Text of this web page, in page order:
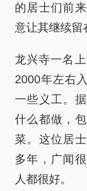
的居士们前
意让其继续留
龙兴寺一名
2000年左右
一些义工。
什么都做，
菜。这位居
多年，广闻
人都很好。